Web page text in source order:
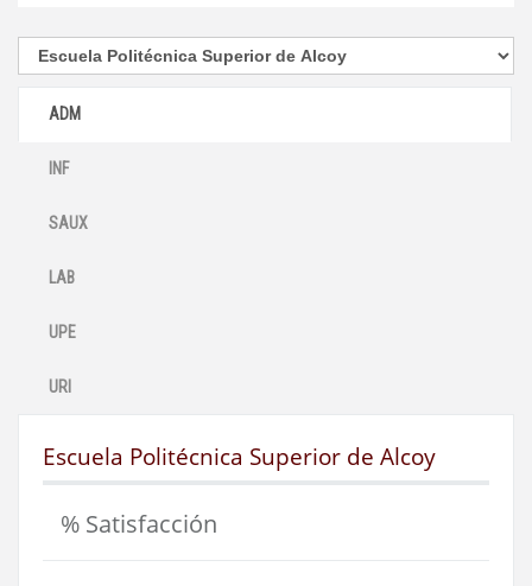
ADM
INF
SAUX
LAB
UPE
URI
Escuela Politécnica Superior de Alcoy
% Satisfacción